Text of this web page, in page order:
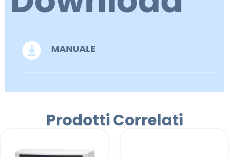
MANUALE
Prodotti Correlati